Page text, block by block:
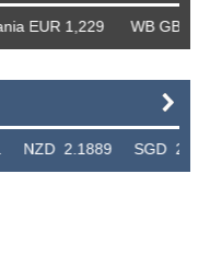
WB GBP
SGD 2.9048